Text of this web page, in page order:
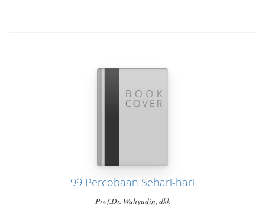
99 Percobaan Sehari-hari
Prof.Dr. Wahyudin, dkk